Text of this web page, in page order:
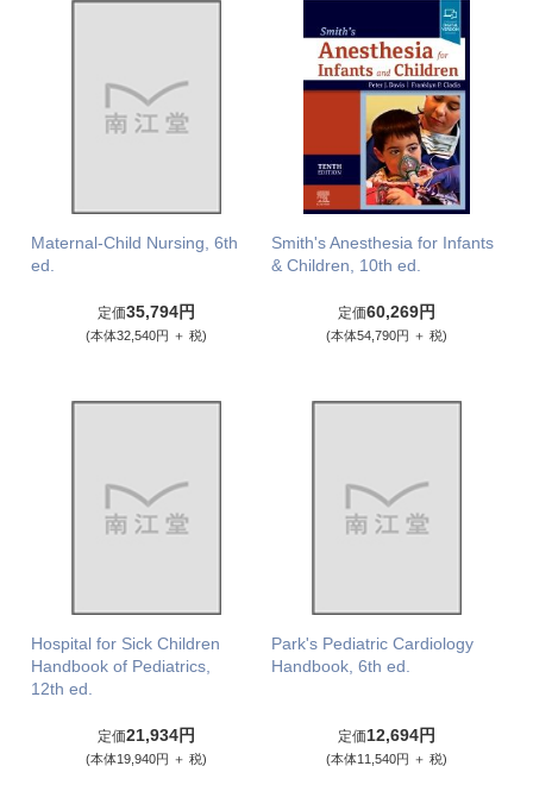
Maternal-Child Nursing, 6th
ed.
定価35,794円
(本体32,540円 ＋ 税)
Smith's Anesthesia for Infants
& Children, 10th ed.
定価60,269円
(本体54,790円 ＋ 税)
Hospital for Sick Children
Handbook of Pediatrics,
12th ed.
定価21,934円
(本体19,940円 ＋ 税)
Park's Pediatric Cardiology
Handbook, 6th ed.
定価12,694円
(本体11,540円 ＋ 税)